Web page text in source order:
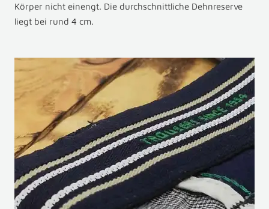
Körper nicht einengt. Die durchschnittliche Dehnreserve
liegt bei rund 4 cm.